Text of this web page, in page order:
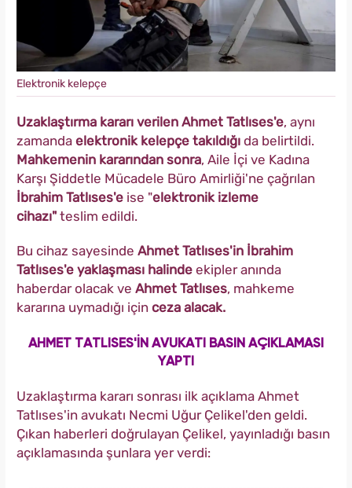
Elektronik kelepçe
Uzaklaştırma kararı verilen Ahmet Tatlıses'e, aynı
zamanda elektronik kelepçe takıldığı da belirtildi.
Mahkemenin kararından sonra, Aile İçi ve Kadına
Karşı Şiddetle Mücadele Büro Amirliği'ne çağrılan
İbrahim Tatlıses'e ise "elektronik izleme
cihazı" teslim edildi.
Bu cihaz sayesinde Ahmet Tatlıses'in İbrahim
Tatlıses'e yaklaşması halinde ekipler anında
haberdar olacak ve Ahmet Tatlıses, mahkeme
kararına uymadığı için ceza alacak.
AHMET TATLISES'İN AVUKATI BASIN AÇIKLAMASI
YAPTI
Uzaklaştırma kararı sonrası ilk açıklama Ahmet
Tatlıses'in avukatı Necmi Uğur Çelikel'den geldi.
Çıkan haberleri doğrulayan Çelikel, yayınladığı basın
açıklamasında şunlara yer verdi: